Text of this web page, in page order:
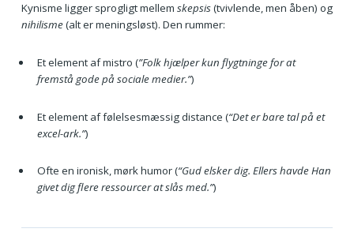
Kynisme ligger sprogligt mellem skepsis(tvivlende, men åben) og
nihilisme(alt er meningsløst). Den rummer:
Et element af mistro (”Folk hjælper kun flygtninge for at
fremstå gode på sociale medier.”)
Et element af følelsesmæssig distance (“Det er bare tal på et
excel-ark.”)
Ofte en ironisk, mørk humor (“Gud elsker dig. Ellers havde Han
givet dig flere ressourcer at slås med.”)